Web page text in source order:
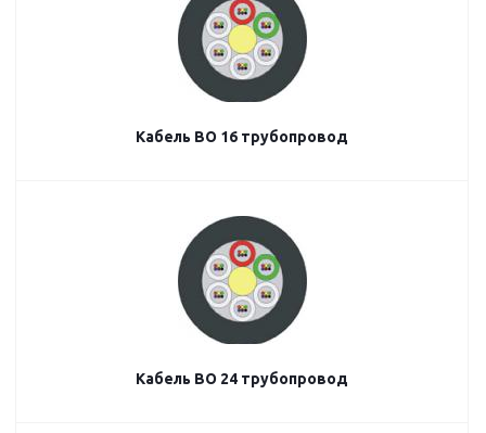
Кабель ВО 16 трубопровод
Кабель ВО 24 трубопровод